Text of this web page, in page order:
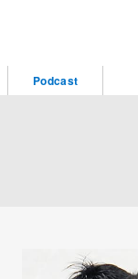
Podcast